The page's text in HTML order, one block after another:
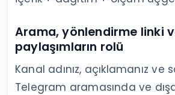
Arama, yönlendirme linki
paylaşımların rolü
Kanal adınız, açıklamanız ve
Telegram aramasında ve